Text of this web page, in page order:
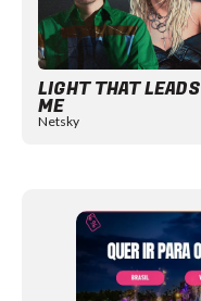
LIGHT THAT LEADS
ME
Netsky